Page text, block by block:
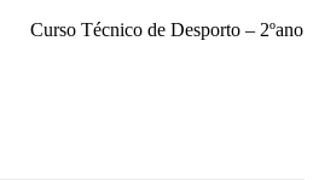
Curso Técnico de Desporto – 2ºano